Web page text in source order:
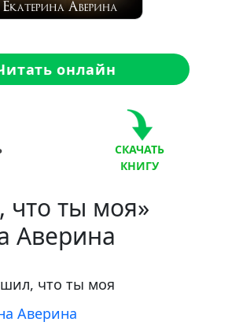
онлайн
СКАЧАТЬ
КНИГУ
что ты моя»
Аверина
что ты моя
Аверина